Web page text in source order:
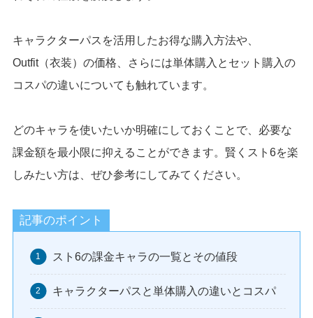
キャラクターパスを活用したお得な購入方法や、
Outfit（衣装）の価格、さらには単体購入とセット購入の
コスパの違いについても触れています。
どのキャラを使いたいか明確にしておくことで、必要な
課金額を最小限に抑えることができます。賢くスト6を楽
しみたい方は、ぜひ参考にしてみてください。
記事のポイント
スト6の課金キャラの一覧とその値段
キャラクターパスと単体購入の違いとコスパ